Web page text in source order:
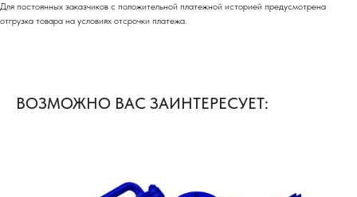
Для постоянных заказчиков с положительной платежной историей предусмотрена
отгрузка товара на условиях отсрочки платежа.
ВОЗМОЖНО ВАС ЗАИНТЕРЕСУЕТ: